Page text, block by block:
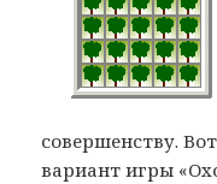
совершенству.
вариант игры